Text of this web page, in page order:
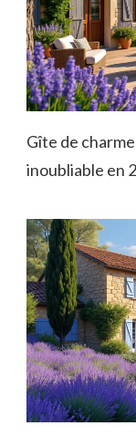
Gîte de
inoubliable en